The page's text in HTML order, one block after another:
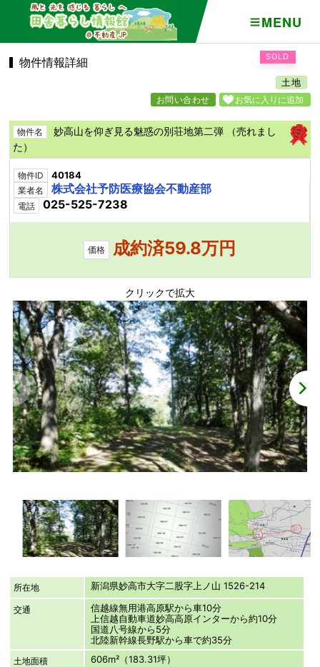
MENU
SOLD
物件情報詳細
土地
お気に入りに追加
お問い合わせ
物件名
妙高山を仰ぎ見る魅惑の別荘地第二弾 （売れまし
た）
物件ID 40184
業者名 株式会社予防医療協会不動産部
電話 025-525-7238
価格 成約済59.8万円
クリックで拡大
所在地 新潟県妙高市大字二股字上ノ山 1526-214
交通
信越線無用港高原駅から車10分
上信越自動車道妙高高原インターから約10分
国道八号線から5分
北陸新幹線長野駅から車で約35分
土地面積 606m²（183.31坪）